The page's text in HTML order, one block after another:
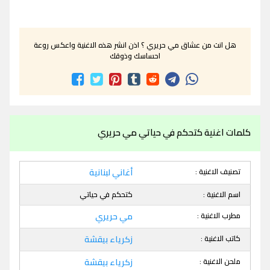
هل انت من عشاق مي حريري ؟ اذن انشر هذه الاغنية واعكس روعة
احساسك وذوقك
كلمات اغنية كتحكم في حياتي مي حريري
تصنيف الاغنية : أغاني لبنانية
اسم الاغنية :
كتحكم في حياتي
مطرب الاغنية :
مي حريري
كاتب الاغنية : زكرياء بيقشة
ملحن الاغنية : زكرياء بيقشة